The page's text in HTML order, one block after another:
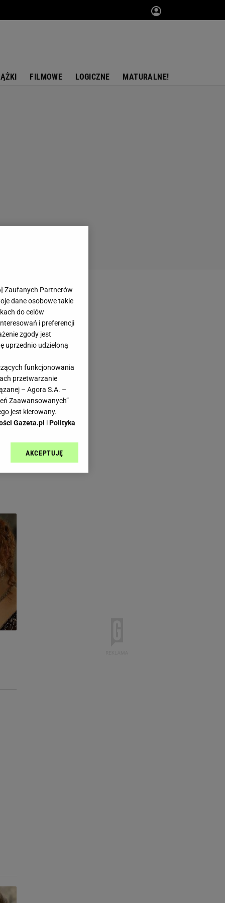
FILMOWE LOGICZNE MATURALNE!
] Zaufanych Partnerów
dane osobowe takie
do celów
i preferencji
zgody jest
uprzednio udzieloną
funkcjonowania
przetwarzanie
– Agora S.A. –
Zaawansowanych”
jest kierowany.
Gazeta.pl iPolityka
sp. z o.o., jej
celów identyfikacji.
reklam i treści,
AKCEPTUJĘ